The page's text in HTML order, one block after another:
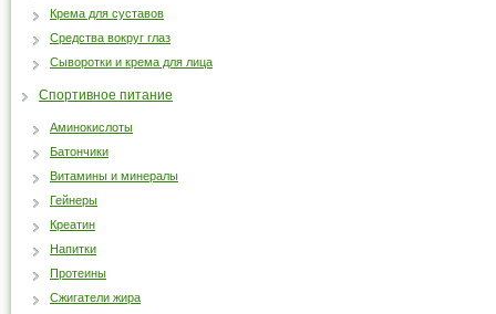
Крема для суставов
Средства вокруг глаз
Сыворотки и крема для лица
Спортивное питание
Аминокислоты
Батончики
Витамины и минералы
Гейнеры
Креатин
Напитки
Протеины
Сжигатели жира